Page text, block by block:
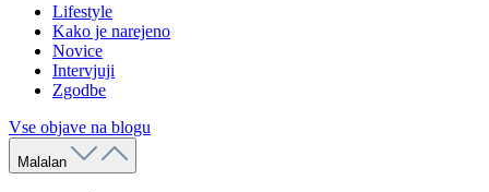
Lifestyle
Kako je narejeno
Novice
Intervjuji
Zgodbe
Vse objave na blogu
Malalan